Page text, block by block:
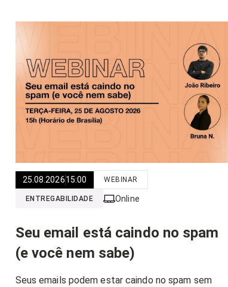
25.08.202615:00 WEBINAR
ENTREGABILIDADE Online
Seu email está caindo no spam
(e você nem sabe)
Seus emails podem estar caindo no spam sem